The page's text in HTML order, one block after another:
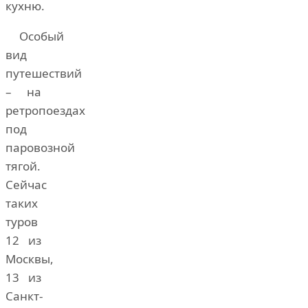
кухню.
Особый
вид
путешествий
– на
ретропоездах
под
паровозной
тягой.
Сейчас
таких
туров
12 из
Москвы,
13 из
Санкт-